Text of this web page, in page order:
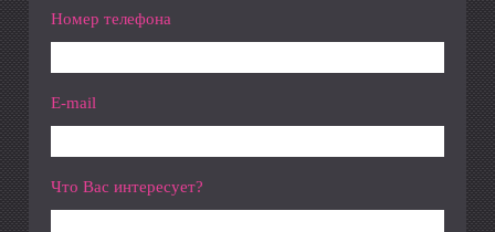
Номер телефона
E-mail
Что Вас интересует?